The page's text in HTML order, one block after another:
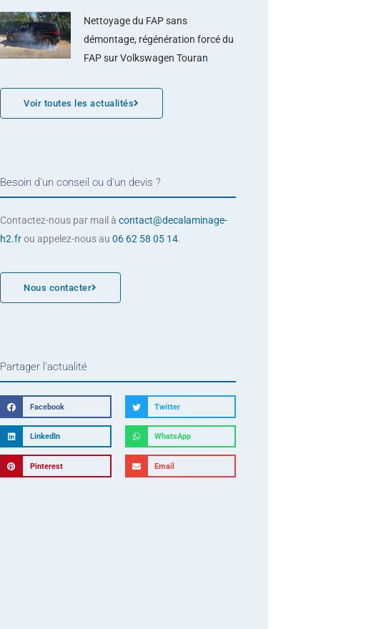
Nettoyage du FAP sans
démontage, régénération forcé du
FAP sur Volkswagen Touran
Voir toutes les actualités
Besoin d'un conseil ou d'un devis ?
Contactez-nous par mail à contact@decalaminage-
h2.frou appelez-nous au 06 62 58 05 14.
Nous contacter
Partager l'actualité
Facebook Twitter
LinkedIn WhatsApp
Pinterest Email